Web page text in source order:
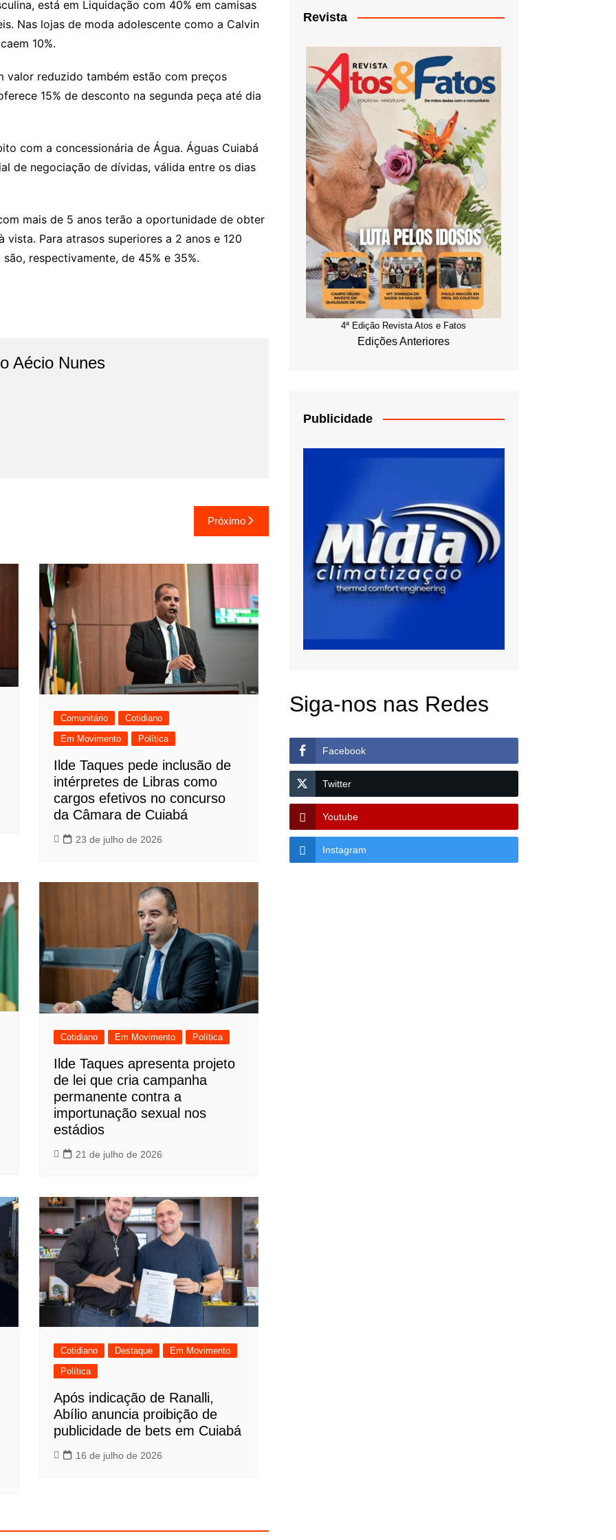
está em Liquidação com 40% em camisas
Nas lojas de moda adolescente como a Calvin
10%.
valor reduzido também estão com preços
15% de desconto na segunda peça até dia
com a concessionária de Água. Águas Cuiabá
de negociação de dívidas, válida entre os dias
mais de 5 anos terão a oportunidade de obter
Para atrasos superiores a 2 anos e 120
respectivamente, de 45% e 35%.
Aécio Nunes
Próximo
Comunitário
Cotidiano
Em Movimento
Política
Ilde Taques pede inclusão de
intérpretes de Libras como
cargos efetivos no concurso
da Câmara de Cuiabá
23 de julho de 2026
Cotidiano Em Movimento Política
Ilde Taques apresenta projeto
de lei que cria campanha
permanente contra a
importunação sexual nos
estádios
21 de julho de 2026
Cotidiano Destaque
Em Movimento
Política
Após indicação de Ranalli,
Abílio anuncia proibição de
publicidade de bets em Cuiabá
16 de julho de 2026
Revista
4ª Edição Revista Atos e Fatos
Edições Anteriores
Publicidade
Siga-nos nas Redes
Facebook
Twitter
Youtube
Instagram